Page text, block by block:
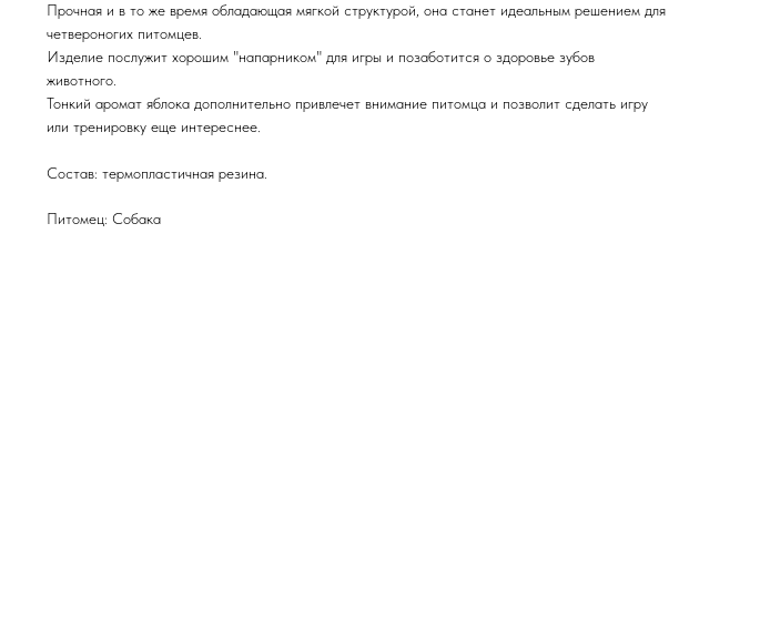
Прочная и в то же время обладающая мягкой структурой, она станет идеальным решением для
четвероногих питомцев.
Изделие послужит хорошим "напарником" для игры и позаботится о здоровье зубов
животного.
Тонкий аромат яблока дополнительно привлечет внимание питомца и позволит сделать игру
или тренировку еще интереснее.
Состав: термопластичная резина.
Питомец: Собака